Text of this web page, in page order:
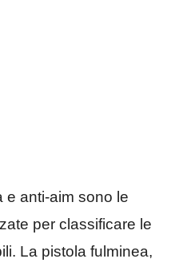
e anti-aim sono le
per classificare le
La pistola fulminea,